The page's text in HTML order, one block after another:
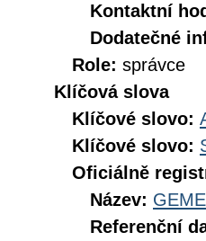
Kontaktní
Dodatečné
Role: správce
Klíčová slova
Klíčové slovo:
Klíčové slovo:
Oficiálně
Název:
Referenční